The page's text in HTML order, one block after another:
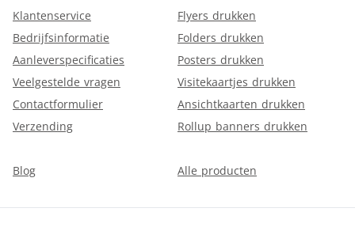
Klantenservice
Bedrijfsinformatie
Aanleverspecificaties
Veelgestelde vragen
Contactformulier
Verzending
Blog
Flyers drukken
Folders drukken
Posters drukken
Visitekaartjes drukken
Ansichtkaarten drukken
Rollup banners drukken
Alle producten